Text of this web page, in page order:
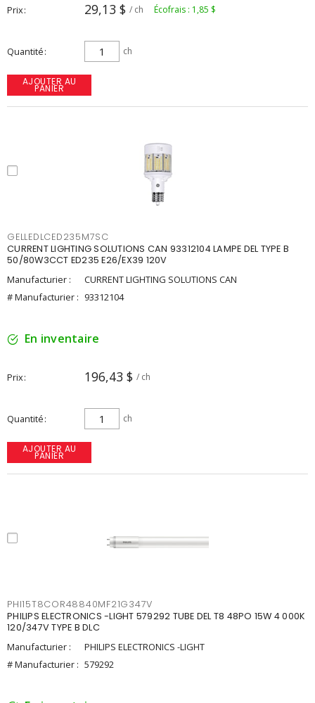
Prix 29,13 $ / ch Écofrais : 1,85 $
Quantité ch
AJOUTER AU
PANIER
GELLEDLCED235M7SC
CURRENT LIGHTING SOLUTIONS CAN 93312104 LAMPE DEL TYPE B
50/80W3CCT ED235 E26/EX39 120V
Manufacturier :
CURRENT LIGHTING SOLUTIONS CAN
# Manufacturier : 93312104
En inventaire
Prix 196,43 $ / ch
Quantité ch
AJOUTER AU
PANIER
PHI15T8COR48840MF21G347V
PHILIPS ELECTRONICS -LIGHT 579292 TUBE DEL T8 48PO 15W 4 000K
120/347V TYPE B DLC
Manufacturier :
PHILIPS ELECTRONICS -LIGHT
# Manufacturier : 579292